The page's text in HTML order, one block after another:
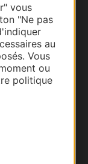
vous
"Ne pas
au
Vous
ou
politique